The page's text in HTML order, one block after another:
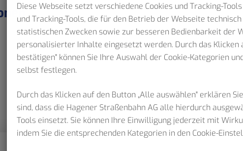
Netzpläne Aushangfahrplan
Diese Webseite setzt verschiedene Cookies und Tracking-
und Tracking-Tools, die für den Betrieb der Webseite
statistischen Zwecken sowie zur besseren Bedienbarkeit der
personalisierter Inhalte eingesetzt werden. Durch das Klicken
bestätigen" können Sie Ihre Auswahl der Cookie-Kategorien
selbst festlegen.
Durch das Klicken auf den Button „Alle auswählen" erklären
sind, dass die Hagener Straßenbahn AG alle hierdurch
Tools einsetzt. Sie können Ihre Einwilligung jederzeit mit
indem Sie die entsprechenden Kategorien in den Cookie-